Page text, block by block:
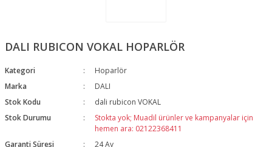
DALI RUBICON VOKAL HOPARLÖR
Kategori
Hoparlör
Marka
DALI
Stok Kodu
dali rubicon VOKAL
Stok Durumu
Stokta yok; Muadil ürünler ve kampanyalar için
hemen ara: 02122368411
Garanti Süresi
24 Ay